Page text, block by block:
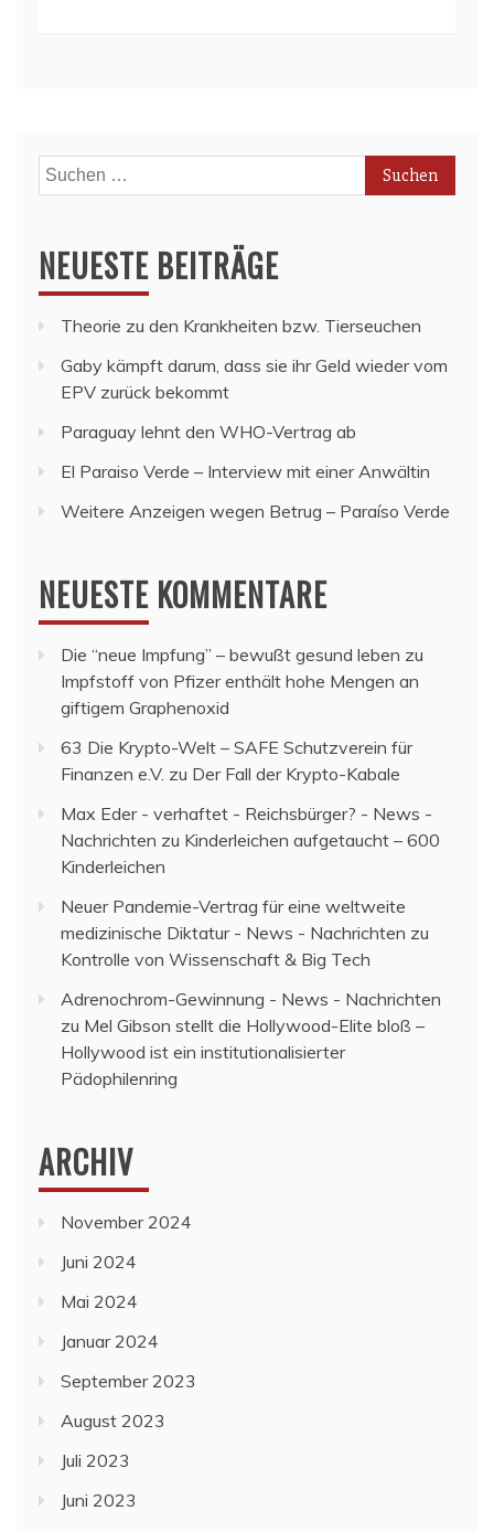
Suchen
nach:
NEUESTE BEITRÄGE
Theorie zu den Krankheiten bzw. Tierseuchen
Gaby kämpft darum, dass sie ihr Geld wieder vom
EPV zurück bekommt
Paraguay lehnt den WHO-Vertrag ab
El Paraiso Verde – Interview mit einer Anwältin
Weitere Anzeigen wegen Betrug – Paraíso Verde
NEUESTE KOMMENTARE
Die “neue Impfung” – bewußt gesund leben zu
Impfstoff von Pfizer enthält hohe Mengen an
giftigem Graphenoxid
63 Die Krypto-Welt – SAFE Schutzverein für
Finanzen e.V. zu Der Fall der Krypto-Kabale
Max Eder - verhaftet - Reichsbürger? - News -
Nachrichten zu Kinderleichen aufgetaucht – 600
Kinderleichen
Neuer Pandemie-Vertrag für eine weltweite
medizinische Diktatur - News - Nachrichten zu
Kontrolle von Wissenschaft & Big Tech
Adrenochrom-Gewinnung - News - Nachrichten
zu Mel Gibson stellt die Hollywood-Elite bloß –
Hollywood ist ein institutionalisierter
Pädophilenring
ARCHIV
November 2024
Juni 2024
Mai 2024
Januar 2024
September 2023
August 2023
Juli 2023
Juni 2023